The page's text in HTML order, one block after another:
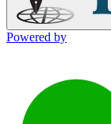
Powered by